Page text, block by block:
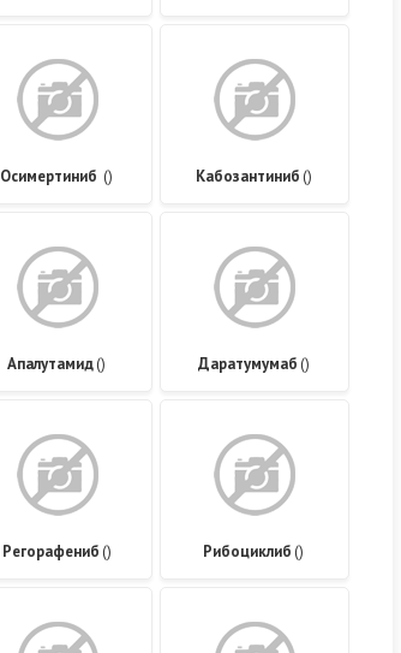
Осимертиниб () Кабозантиниб ()
Апалутамид() Даратумумаб ()
Регорафениб () Рибоциклиб ()